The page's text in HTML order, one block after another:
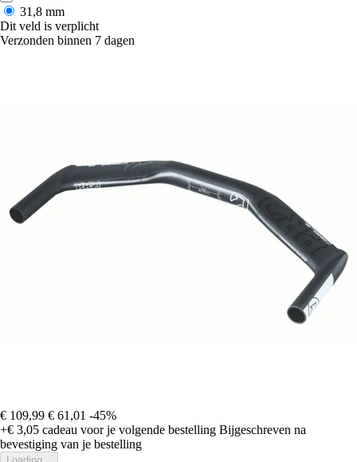
31,8 mm
Dit veld is verplicht
Verzonden binnen 7 dagen
€ 109,99 € 61,01 -45%
+€ 3,05 cadeau voor je volgende bestelling Bijgeschreven na
bevestiging van je bestelling